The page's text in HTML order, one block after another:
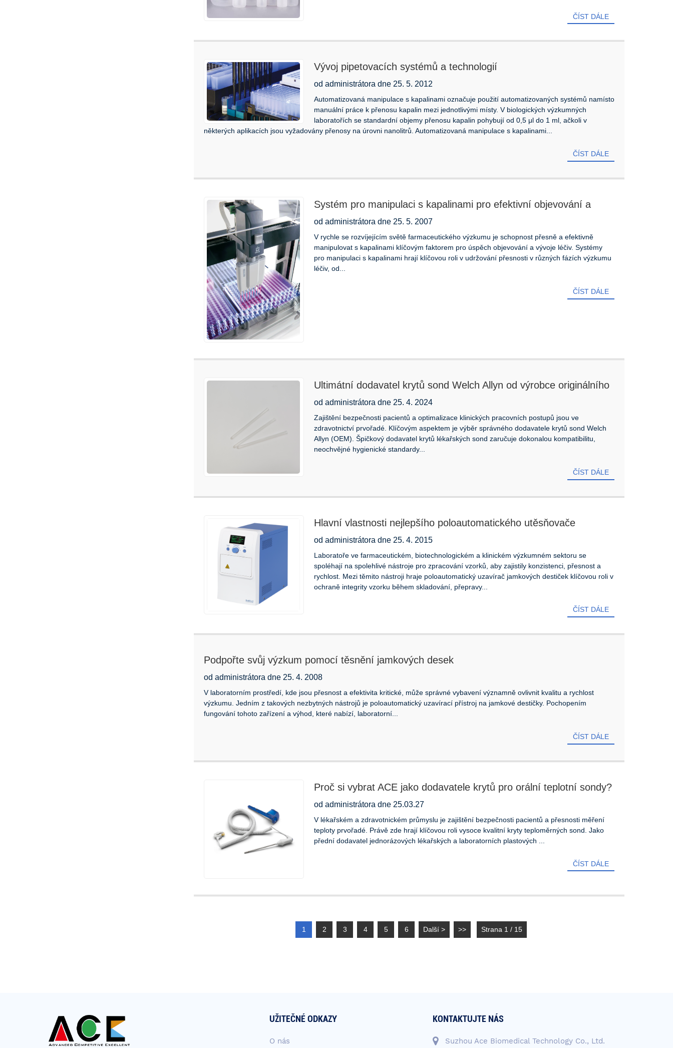
ČÍST DÁLE
Vývoj pipetovacích systémů a technologií
od administrátora dne 25. 5. 2012
Automatizovaná manipulace s kapalinami označuje použití automatizovaných systémů namísto
manuální práce k přenosu kapalin mezi jednotlivými místy. V biologických výzkumných
laboratořích se standardní objemy přenosu kapalin pohybují od 0,5 μl do 1 ml, ačkoli v
některých aplikacích jsou vyžadovány přenosy na úrovni nanolitrů. Automatizovaná manipulace s kapalinami...
ČÍST DÁLE
Systém pro manipulaci s kapalinami pro efektivní objevování a
vývoj léčiv
od administrátora dne 25. 5. 2007
V rychle se rozvíjejícím světě farmaceutického výzkumu je schopnost přesně a efektivně
manipulovat s kapalinami klíčovým faktorem pro úspěch objevování a vývoje léčiv. Systémy
pro manipulaci s kapalinami hrají klíčovou roli v udržování přesnosti v různých fázích výzkumu
léčiv, od...
ČÍST DÁLE
Ultimátní dodavatel krytů sond Welch Allyn od výrobce originálního
vybavení: Zajištění excelence ve zdravotnictví
od administrátora dne 25. 4. 2024
Zajištění bezpečnosti pacientů a optimalizace klinických pracovních postupů jsou ve
zdravotnictví prvořadé. Klíčovým aspektem je výběr správného dodavatele krytů sond Welch
Allyn (OEM). Špičkový dodavatel krytů lékařských sond zaručuje dokonalou kompatibilitu,
neochvějné hygienické standardy...
ČÍST DÁLE
Hlavní vlastnosti nejlepšího poloautomatického utěsňovače
jamkových desek
od administrátora dne 25. 4. 2015
Laboratoře ve farmaceutickém, biotechnologickém a klinickém výzkumném sektoru se
spoléhají na spolehlivé nástroje pro zpracování vzorků, aby zajistily konzistenci, přesnost a
rychlost. Mezi těmito nástroji hraje poloautomatický uzavírač jamkových destiček klíčovou roli v
ochraně integrity vzorku během skladování, přepravy...
ČÍST DÁLE
Podpořte svůj výzkum pomocí těsnění jamkových desek
od administrátora dne 25. 4. 2008
V laboratorním prostředí, kde jsou přesnost a efektivita kritické, může správné vybavení významně ovlivnit kvalitu a rychlost
výzkumu. Jedním z takových nezbytných nástrojů je poloautomatický uzavírací přístroj na jamkové destičky. Pochopením
fungování tohoto zařízení a výhod, které nabízí, laboratorní...
ČÍST DÁLE
Proč si vybrat ACE jako dodavatele krytů pro orální teplotní sondy?
od administrátora dne 25.03.27
V lékařském a zdravotnickém průmyslu je zajištění bezpečnosti pacientů a přesnosti měření
teploty prvořadé. Právě zde hrají klíčovou roli vysoce kvalitní kryty teploměrných sond. Jako
přední dodavatel jednorázových lékařských a laboratorních plastových ...
ČÍST DÁLE
1 2 3 4 5 6 Další > >> Strana 1 / 15
UŽITEČNÉ ODKAZY
O nás
KONTAKTUJTE NÁS
Suzhou Ace Biomedical Technology Co., Ltd.